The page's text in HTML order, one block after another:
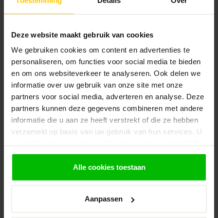
Deze website maakt gebruik van cookies
We gebruiken cookies om content en advertenties te
personaliseren, om functies voor social media te bieden
en om ons websiteverkeer te analyseren. Ook delen we
informatie over uw gebruik van onze site met onze
partners voor social media, adverteren en analyse. Deze
partners kunnen deze gegevens combineren met andere
informatie die u aan ze heeft verstrekt of die ze hebben
verzameld op basis van uw gebruik van hun services. U
gebruiken.
Alle cookies toestaan
Aanpassen
contact op met deklantenservice
. Wij helpen u
graag verder met het samenstellen van uw
producten aanwezig zijn?:
1.Voeg alle gewenste producten toe in de
winkelwagen.
2.Ga naar de “Mijn Winkelwagen” pagina.
3.Rond de bestelling af waarbij je kiest voor
afhalen in de winkel. Vermeld in het
opmerkingen veld de gewenste afhaaldatum.
bestelling gereed staat om af te halen. Wij
leggen bestellingen klaar en bestellen
onze leverancier. Dit doen wij alleen wanneer